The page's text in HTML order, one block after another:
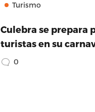
Turismo
Culebra se prepara
turistas en su
0